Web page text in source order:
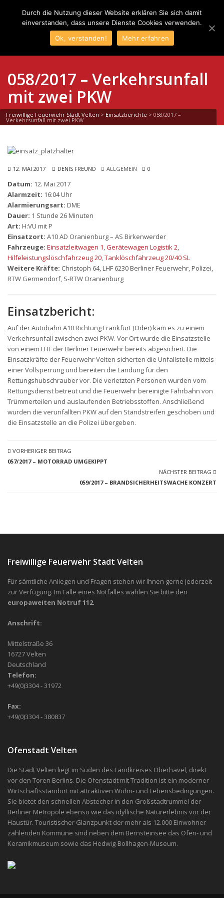
058/2017 – Verkehrsunfall
mit zwei PKW
Freiwillige Feuerwehr Stadt Velten > Einsatzberichte > 058/2017 –
Verkehrsunfall mit zwei PKW
12. MAI 2017 DENIS FREUND ALLGEMEIN 0
Datum: 12. Mai 2017
Alarmzeit: 16:04 Uhr
Alarmierungsart: DME
Dauer: 1 Stunde 26 Minuten
Art: H:VU mit P
Einsatzort: A10 AD Oranienburg – AS Birkenwerder
Fahrzeuge: Einsatzleitwagen 1,Gerätewagen Logistik 2,
Hilfeleistungslöschfahrzeug 20,Tanklöschfahrzeug 20/40 SL
Weitere Kräfte: Christoph 64, LHF 6230 Berliner Feuerwehr, Polizei,
RTW Germendorf, S-RTW Oranienburg
Einsatzbericht:
Auf der Autobahn A10 Richtung Frankfurt (Oder) kam es zu einem
Verkehrsunfall zwischen zwei PKW. Vor Ort wurde die Einsatzstelle
von einem LHF der Berliner Feuerwehr bereits abgesichert. Die
Einsatzkräfte der Feuerwehr Velten sicherten die Unfallstelle mittels
einer Vollsperrung und bereiten die Landung für den
Rettungshubschrauber vor. Die verletzten Personen wurden vom
Rettungsdienst betreut und die Feuerwehr bereinigte Fahrbahn von
Trümmerteilen und auslaufenden Betriebsstoffen. Anschließend
wurden die verunfallten PKW auf den Standstreifen geschoben und
die Einsatzstelle an die Polizei übergeben.
VORHERIGER BEITRAG
057/2017 – MOTORRAD UMGEKIPPT
NÄCHSTER BEITRAG
059/2017 – BRANDSICHERHEITSWACHE KONZERT
Freiwillige Feuerwehr Stadt Velten
Für sämtliche Anliegen und Fragen stehen wir Ihnen gerne jederzeit
zur Verfügung. Im Falle eines Notfalles wählen Sie bitte den
europaweiten Notruf 112.
Anschrift:
Mittelstraße 36
16727 Velten
Deutschland
Telefon:
+49(0)3304 - 31972
Fax:
+49(0)3304 - 380837
Ofenstadt Velten
Die Stadt Velten liegt im Süden des Landkreises Oberhavel, direkt
vor den Toren Berlins. Die Ofenstadt mit Tradition ist ein moderner
Wirtschaftsstandort mit attraktiven Wohn- und Lebensbedingungen.
Sie bietet den schnellen Abstecher in den Großstadtrummel der
Berliner Metropole ebenso wie das idyllische Naturerlebnis vor der
Haustür. Touristischer Glanzpunkt der mehr als 12.000 Einwohner
zählenden Kommune sind neben dem Bernsteinsee das Ofen- und
Keramikmuseum sowie das Hedwig-Bollhagen-Museum.
Durch die Nutzung dieser Website erklären Sie sich damit
einverstanden, dass unsere Dienste Cookies verwenden.
Ok, verstanden!
Mehr erfahren